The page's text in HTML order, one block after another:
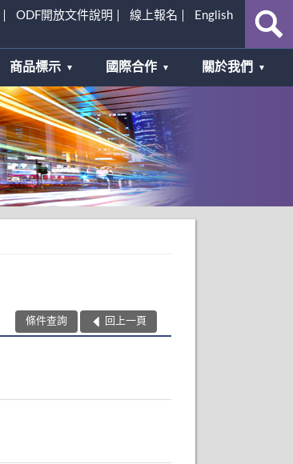
ODF開放文件說明 線上報名 English
商品標示 國際合作 關於我們
條件查詢 回上一頁